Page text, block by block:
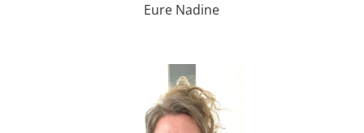
Eure Nadine